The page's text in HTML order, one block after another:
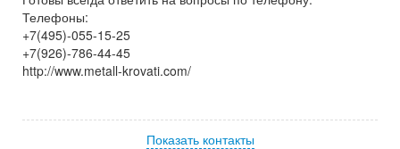
Телефоны:
+7(495)-055-15-25
+7(926)-786-44-45
http://www.metall-krovati.com/
Показать контакты